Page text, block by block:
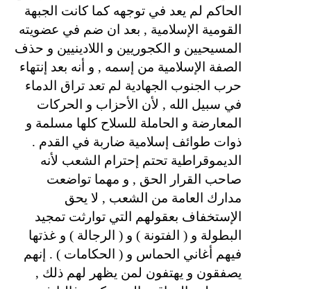
الحاكم لم يعد في توجهه كما كانت الجبهة
القومية الإسلامية , بعد ان ضم في عضويته
المسيحيين و الكجوريين و اللادينيين و حذف
الصفة الإسلامية من إسمه , و أنه بعد إنتهاء
حرب الجنوب الجهادية لم تعد تراق الدماء
في سبيل الله , لأن الأحزاب و الحركات
المعارضة و الحاملة للسلاح كلها مسلمة و
ذوات طوائف إسلامية ضاربة في القدم .
الديموقراطية تحتم إحترام الشعب لأنه
صاحب القرار الحق , و مهما تواضعت
مدارك العامة من الشعب , لا يحق
الإستخفاف بعقولهم التي توارثت تمجيد
البطولة و ( الفتونة ) و ( الرجالة ) و غذتها
فيهم أغاني الحماس و ( الحكامات ) . إنهم
يصفقون و يهتفون لمن يظهر لهم ذلك ,